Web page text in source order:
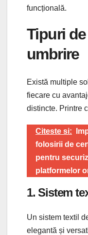
funcțională.
Tipuri
umbrire
Există multiple
fiecare cu
distincte. Printre
Citeste si:
folosirii de
pentru
platformelor
1. Sistem
Un sistem textil
elegantă și